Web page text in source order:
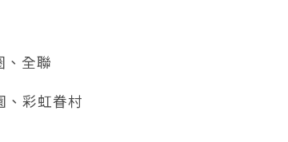
全聯
、彩虹眷村